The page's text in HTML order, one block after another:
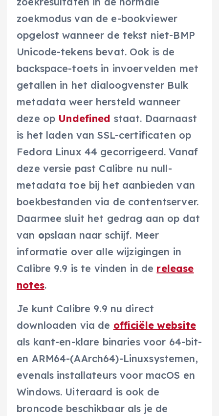
zoekmodus van de e-bookviewer
opgelost wanneer de tekst niet-BMP
Unicode-tekens bevat. Ook is de
backspace-toets in invoervelden met
getallen in het dialoogvenster Bulk
metadata weer hersteld wanneer
deze op Undefined staat. Daarnaast
is het laden van SSL-certificaten op
Fedora Linux 44 gecorrigeerd. Vanaf
deze versie past Calibre nu null-
metadata toe bij het aanbieden van
boekbestanden via de contentserver.
Daarmee sluit het gedrag aan op dat
van opslaan naar schijf. Meer
informatie over alle wijzigingen in
Calibre 9.9 is te vinden in de release
notes.
Je kunt Calibre 9.9 nu direct
downloaden via de officiële website
als kant-en-klare binaries voor 64-bit-
en ARM64-(AArch64)-Linuxsystemen,
evenals installateurs voor macOS en
Windows. Uiteraard is ook de
broncode beschikbaar als je de